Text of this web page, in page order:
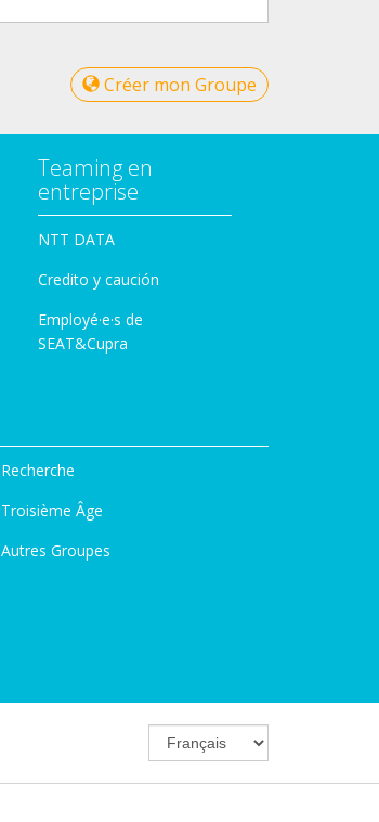
Créer mon Groupe
Teaming en
entreprise
NTT DATA
Credito y caución
Employé·e·s de
SEAT&Cupra
Recherche
Troisième Âge
Autres Groupes